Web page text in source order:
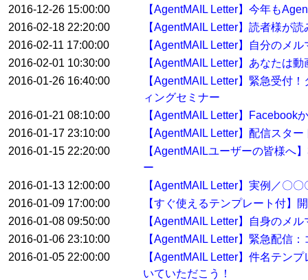
2016-12-26 15:00:00
【AgentMAIL Letter】今年も
2016-02-18 22:20:00
【AgentMAIL Letter】読者様が
2016-02-11 17:00:00
【AgentMAIL Letter】自分のメ
2016-02-01 10:30:00
【AgentMAIL Letter】あなたは
2016-01-26 16:40:00
【AgentMAIL Letter】緊急受付
ィングセミナー
2016-01-21 08:10:00
【AgentMAIL Letter】Facebook
2016-01-17 23:10:00
【AgentMAIL Letter】配信スタ
2016-01-15 22:20:00
【AgentMAILユーザーの皆様へ
ー
2016-01-13 12:00:00
【AgentMAIL Letter】実例／〇
2016-01-09 17:00:00
【すぐ使えるテンプレート付】
2016-01-08 09:50:00
【AgentMAIL Letter】自身のメ
2016-01-06 23:10:00
【AgentMAIL Letter】緊急配信
2016-01-05 22:00:00
【AgentMAIL Letter】件名テン
いていただこう！